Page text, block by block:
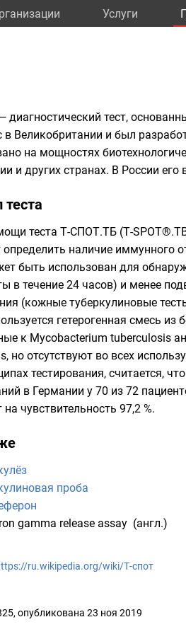
Услуги
диагностический тест,
в Великобритании и был
на мощностях
и других странах. В России
теста Т-СПОТ.ТБ (Т-
определить наличие иммунного
быть использован для
в течение 24 часов) и менее
(кожные туберкулиновые
гетерогенная смесь
к Mycobacterium tuberculosis
но отсутствуют во всех
тестирования, считается,
в Германии у 70 из 72
чувствительность 97,2 %.
проба
gamma release assay (англ.)
ru.wikipedia.org/wiki/Т-спот
опубликована 23 ноя 2019